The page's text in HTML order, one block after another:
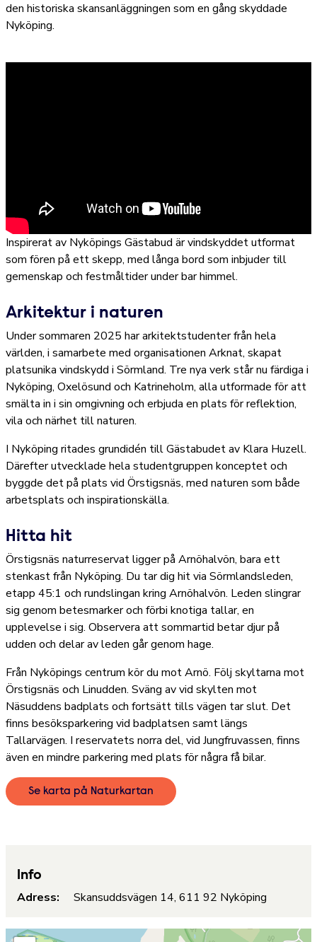
den historiska skansanläggningen som en gång skyddade
Nyköping.
Inspirerat av Nyköpings Gästabud är vindskyddet utformat
som fören på ett skepp, med långa bord som inbjuder till
gemenskap och festmåltider under bar himmel.
Arkitektur i naturen
Under sommaren 2025 har arkitektstudenter från hela
världen, i samarbete med organisationen Arknat, skapat
platsunika vindskydd i Sörmland. Tre nya verk står nu färdiga i
Nyköping, Oxelösund och Katrineholm, alla utformade för att
smälta in i sin omgivning och erbjuda en plats för reflektion,
vila och närhet till naturen.
I Nyköping ritades grundidén till Gästabudet av Klara Huzell.
Därefter utvecklade hela studentgruppen konceptet och
byggde det på plats vid Örstigsnäs, med naturen som både
arbetsplats och inspirationskälla.
Hitta hit
Örstigsnäs naturreservat ligger på Arnöhalvön, bara ett
stenkast från Nyköping. Du tar dig hit via Sörmlandsleden,
etapp 45:1 och rundslingan kring Arnöhalvön. Leden slingrar
sig genom betesmarker och förbi knotiga tallar, en
upplevelse i sig. Observera att sommartid betar djur på
udden och delar av leden går genom hage.
Från Nyköpings centrum kör du mot Arnö. Följ skyltarna mot
Örstigsnäs och Linudden. Sväng av vid skylten mot
Näsuddens badplats och fortsätt tills vägen tar slut. Det
finns besöksparkering vid badplatsen samt längs
Tallarvägen. I reservatets norra del, vid Jungfruvassen, finns
även en mindre parkering med plats för några få bilar.
Se karta på Naturkartan
Info
Adress: Skansuddsvägen 14, 611 92 Nyköping